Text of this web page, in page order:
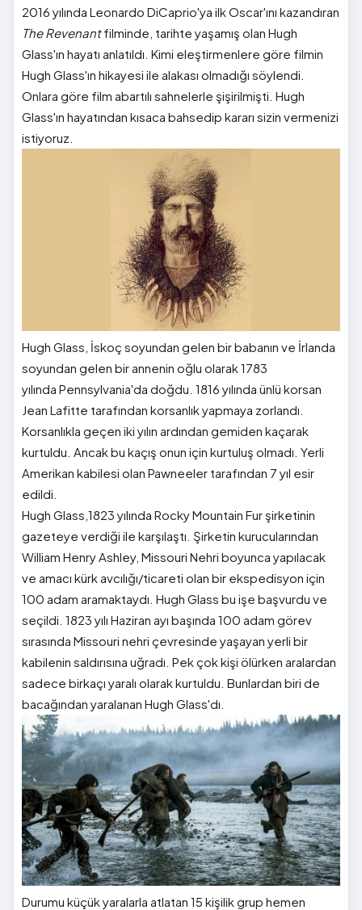
2016 yılında Leonardo DiCaprio'ya ilk Oscar'ını kazandıran
The Revenantfilminde, tarihte yaşamış olan Hugh
Glass'ın hayatı anlatıldı. Kimi eleştirmenlere göre filmin
Hugh Glass'ın hikayesi ile alakası olmadığı söylendi.
Onlara göre film abartılı sahnelerle şişirilmişti. Hugh
Glass'ın hayatından kısaca bahsedip kararı sizin vermenizi
istiyoruz.
Hugh Glass, İskoç soyundan gelen bir babanın ve İrlanda
soyundan gelen bir annenin oğlu olarak 1783
yılında Pennsylvania'da doğdu. 1816 yılında ünlü korsan
Jean Lafitte tarafından korsanlık yapmaya zorlandı.
Korsanlıkla geçen iki yılın ardından gemiden kaçarak
kurtuldu. Ancak bu kaçış onun için kurtuluş olmadı. Yerli
Amerikan kabilesi olan Pawneeler tarafından 7 yıl esir
edildi.
Hugh Glass,1823 yılında Rocky Mountain Fur şirketinin
gazeteye verdiği ile karşılaştı. Şirketin kurucularından
William Henry Ashley, Missouri Nehri boyunca yapılacak
ve amacı kürk avcılığı/ticareti olan bir ekspedisyon için
100 adam aramaktaydı. Hugh Glass bu işe başvurdu ve
seçildi. 1823 yılı Haziran ayı başında 100 adam görev
sırasında Missouri nehri çevresinde yaşayan yerli bir
kabilenin saldırısına uğradı. Pek çok kişi ölürken aralardan
sadece birkaçı yaralı olarak kurtuldu. Bunlardan biri de
bacağından yaralanan Hugh Glass'dı.
Durumu küçük yaralarla atlatan 15 kişilik grup hemen